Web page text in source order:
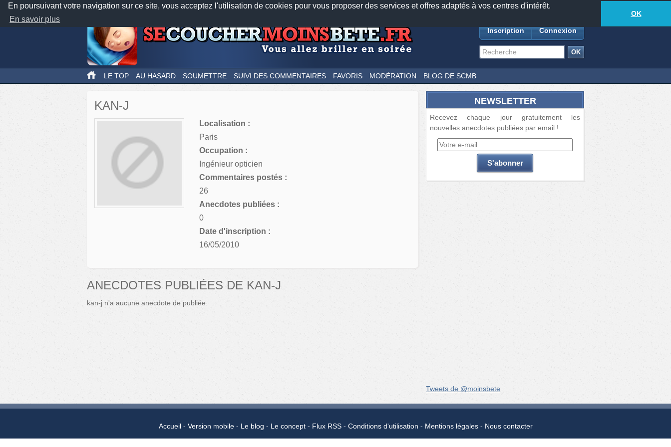
En poursuivant votre navigation sur ce site, vous acceptez l'utilisation de cookies pour vous proposer des services et offres adaptés à vos centres d'intérêt.
En savoir plus
OK
Nos applications mobiles Newsletter Facebook
TwitterFeeds18881anecdotes-430lecteurs connectés
Inscription Connexion
LE TOP AU HASARD SOUMETTRE SUIVI DES COMMENTAIRES FAVORIS MODÉRATION BLOG DE SCMB
KAN-J
Localisation :
Paris
Occupation :
Ingénieur opticien
Commentaires postés :
26
Anecdotes publiées :
0
Date d'inscription :
16/05/2010
ANECDOTES PUBLIÉES DE KAN-J
kan-j n'a aucune anecdote de publiée.
NEWSLETTER
Recevez chaque jour gratuitement les
nouvelles anecdotes publiées par email !
Tweets de @moinsbete
Accueil Version mobile Le blog Le concept Flux RSS Conditions d'utilisation Mentions légales Nous contacter